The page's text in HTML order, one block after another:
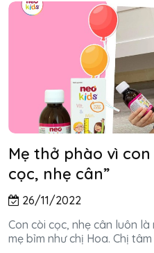
Mẹ thở phào vì
cọc, nhẹ cân”
26/11/2022
Con còi cọc, nhẹ cân luôn
mẹ bỉm như chị Hoa. Chị